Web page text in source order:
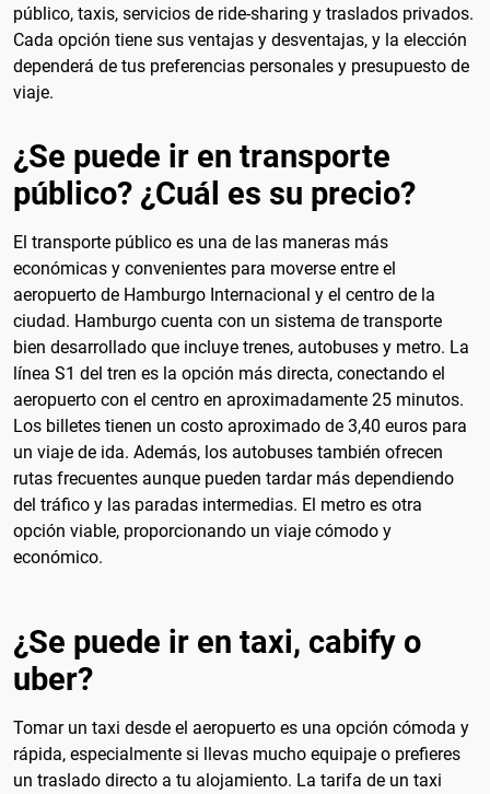
público, taxis, servicios de ride-sharing y traslados privados.
Cada opción tiene sus ventajas y desventajas, y la elección
dependerá de tus preferencias personales y presupuesto de
viaje.
¿Se puede ir en transporte
público? ¿Cuál es su precio?
El transporte público es una de las maneras más
económicas y convenientes para moverse entre el
aeropuerto de Hamburgo Internacional y el centro de la
ciudad. Hamburgo cuenta con un sistema de transporte
bien desarrollado que incluye trenes, autobuses y metro. La
línea S1 del tren es la opción más directa, conectando el
aeropuerto con el centro en aproximadamente 25 minutos.
Los billetes tienen un costo aproximado de 3,40 euros para
un viaje de ida. Además, los autobuses también ofrecen
rutas frecuentes aunque pueden tardar más dependiendo
del tráfico y las paradas intermedias. El metro es otra
opción viable, proporcionando un viaje cómodo y
económico.
¿Se puede ir en taxi, cabify o
uber?
Tomar un taxi desde el aeropuerto es una opción cómoda y
rápida, especialmente si llevas mucho equipaje o prefieres
un traslado directo a tu alojamiento. La tarifa de un taxi